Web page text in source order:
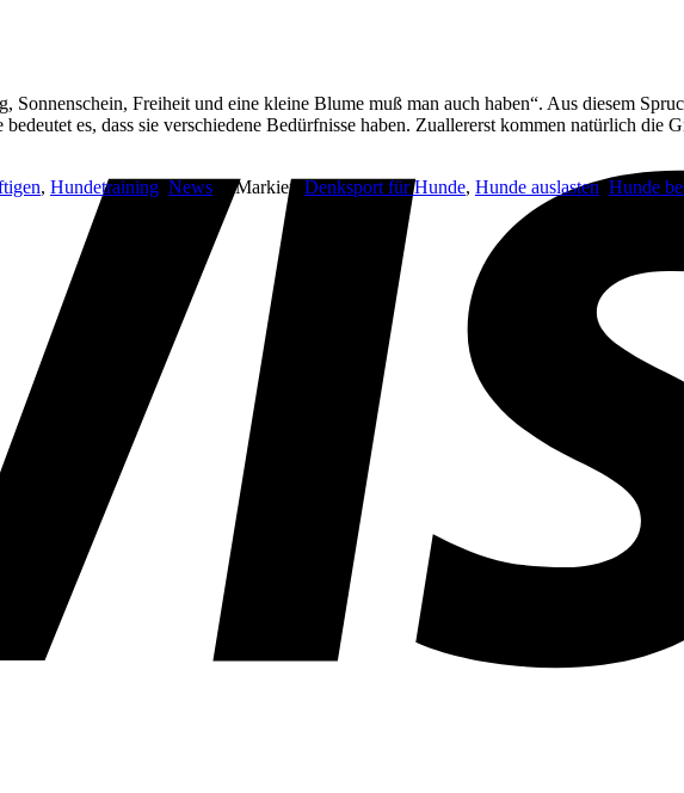
Sonnenschein, Freiheit und eine kleine Blume muß man auch haben“. Aus diesem
es, dass sie verschiedene Bedürfnisse haben. Zuallererst kommen natürlich
, Hundetraining News Markiert Denksport für Hunde, Hunde auslasten, Hunde